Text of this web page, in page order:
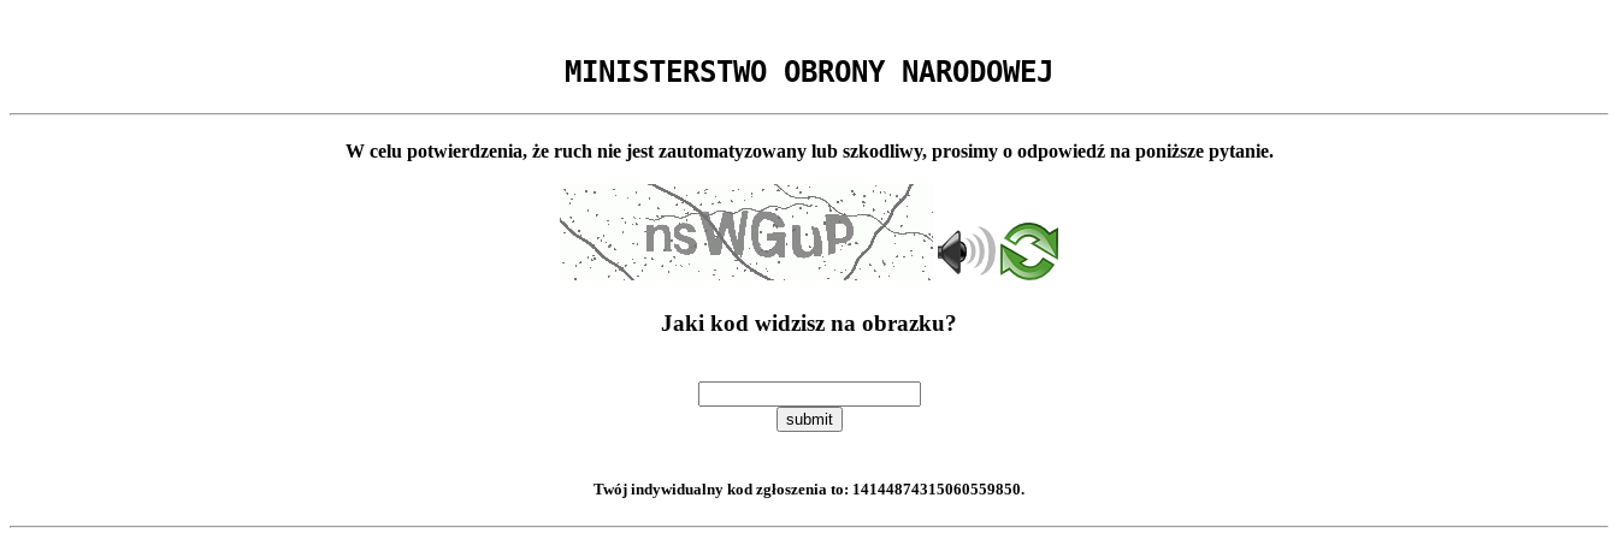
MINISTERSTWO OBRONY NARODOWEJ
W celu potwierdzenia, że ruch nie jest zautomatyzowany lub szkodliwy, prosimy o odpowiedź na poniższe pytanie.
Jaki kod widzisz na obrazku?
submit
Twój indywidualny kod zgłoszenia to: 14144874315060559850.